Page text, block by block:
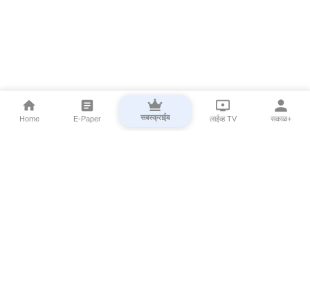
Home E-Paper सबस्क्राईब लाईव्ह TV सकाळ+